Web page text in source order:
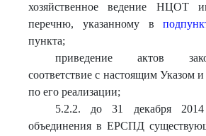
хозяйственное ведение НЦОТ
перечню, указанному в
пункта;
приведение актов
соответствие с настоящим Указом
по его реализации;
5.2.2. до 31 декабря
объединения в ЕРСПД